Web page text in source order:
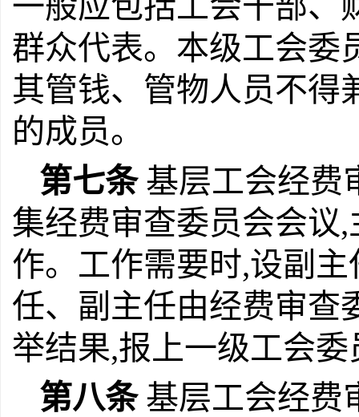
群众代表。本级工会委
其管钱、管物人员不得
的成员。
第七条基层工会经费
集经费审查委员会会议
作。工作需要时,设副
任、副主任由经费审查
举结果,报上一级工会
第八条基层工会经费